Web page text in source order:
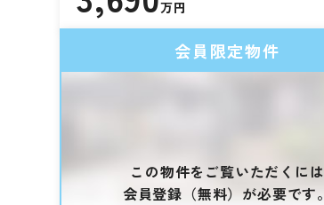
万円
会員限定物件
この物件をご覧いただくには
会員登録（無料）が必要です。